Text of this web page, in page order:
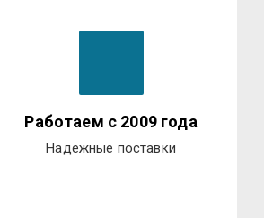
Работаем с 2009 года
Надежные поставки